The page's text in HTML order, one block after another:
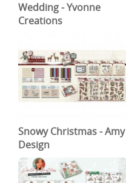
Wedding - Yvonne
Creations
Snowy Christmas - Amy
Design